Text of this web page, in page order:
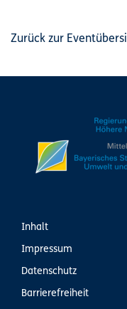
Zurück zur
Inhalt
Impressum
Datenschutz
Barrierefreiheit